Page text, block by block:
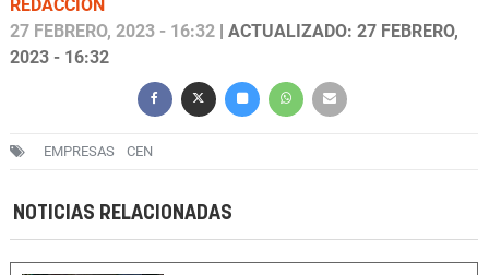
REDACCIÓN
27 FEBRERO, 2023 - 16:32 | ACTUALIZADO: 27 FEBRERO,
2023 - 16:32
EMPRESAS CEN
NOTICIAS RELACIONADAS